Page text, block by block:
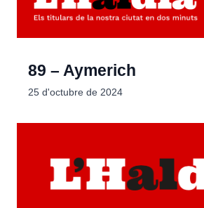
89 – Aymerich
25 d'octubre de 2024